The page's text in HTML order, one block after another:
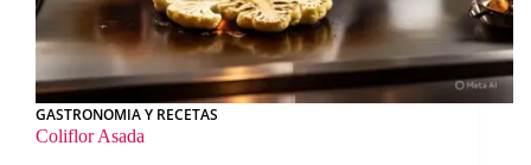
GASTRONOMIA Y RECETAS
Coliflor Asada